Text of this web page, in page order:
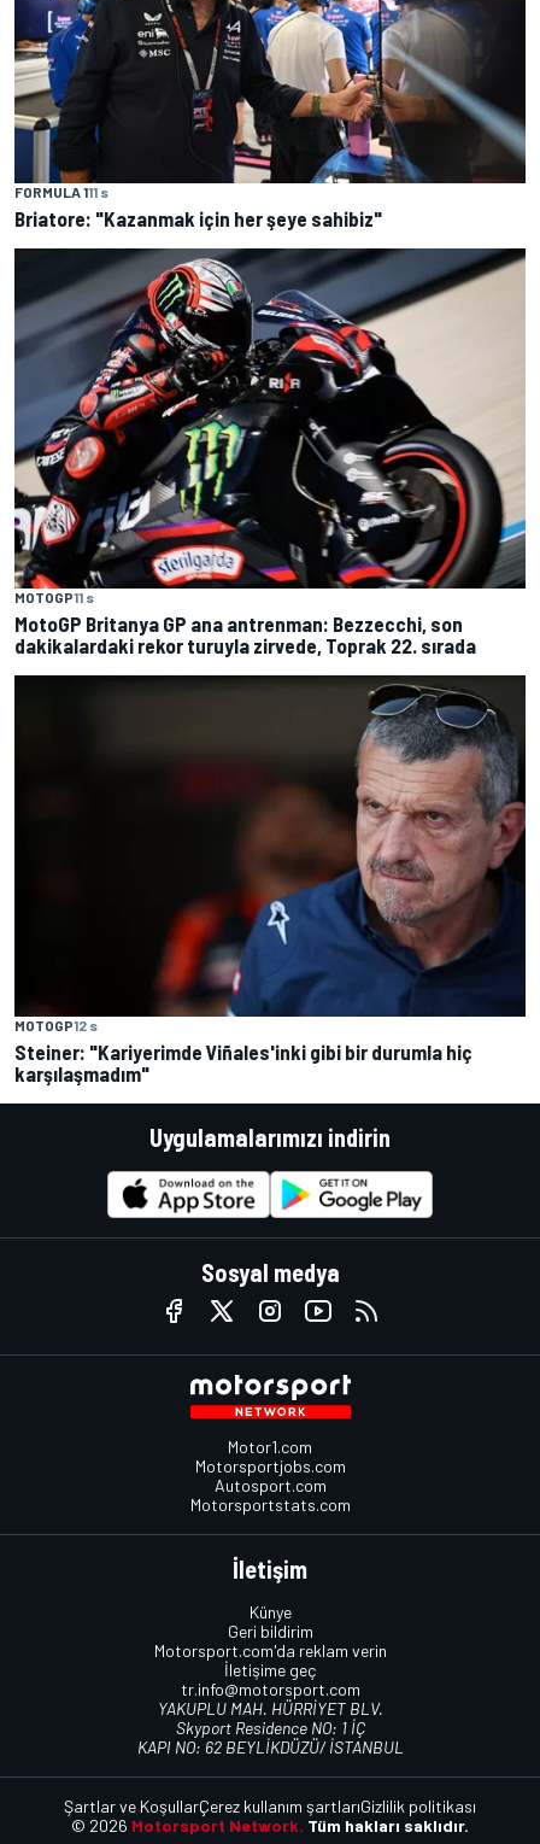
FORMULA 111 s
Briatore: "Kazanmak için her şeye sahibiz"
MOTOGP11 s
MotoGP Britanya GP ana antrenman: Bezzecchi, son
dakikalardaki rekor turuyla zirvede, Toprak 22. sırada
MOTOGP12 s
Steiner: "Kariyerimde Viñales'inki gibi bir durumla hiç
karşılaşmadım"
Uygulamalarımızı indirin
Sosyal medya
Motor1.com
Motorsportjobs.com
Autosport.com
Motorsportstats.com
İletişim
Künye
Geri bildirim
Motorsport.com'da reklam verin
İletişime geç
tr.info@motorsport.com
YAKUPLU MAH. HÜRRİYET BLV.
Skyport Residence NO: 1 İÇ
KAPI NO: 62 BEYLİKDÜZÜ/ İSTANBUL
© 2026 Motorsport Network. Tüm hakları saklıdır.
Şartlar ve KoşullarÇerez kullanım şartlarıGizlilik politikası